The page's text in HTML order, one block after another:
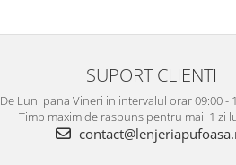
SUPORT CLIENTI
De Luni pana Vineri in intervalul orar 09:00 -
Timp maxim de raspuns pentru mail 1 zi